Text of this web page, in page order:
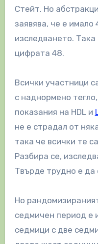
Стейт. Но
заявява, че е имало
изследването.
цифрата 48.
Всички участници
с наднормено
показания на HDL и
не е страдал от
така че всички те
Разбира се,
Твърде трудно е да
Но
седмичен период е
седмици с две